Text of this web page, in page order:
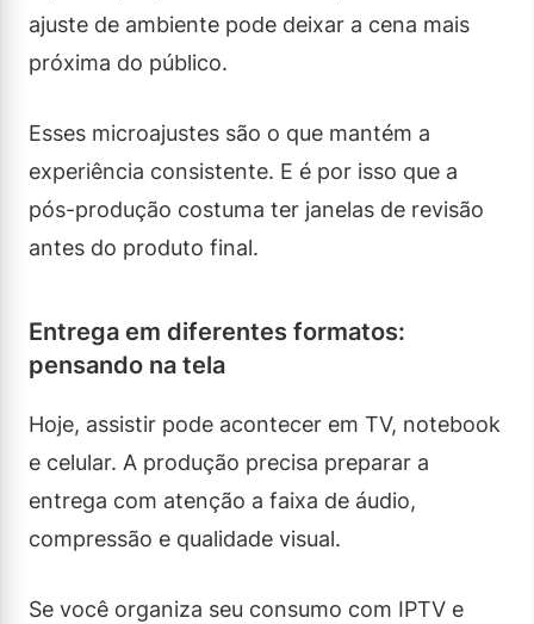
ajuste de ambiente pode deixar a cena mais
próxima do público.
Esses microajustes são o que mantém a
experiência consistente. E é por isso que a
pós-produção costuma ter janelas de revisão
antes do produto final.
Entrega em diferentes formatos:
pensando na tela
Hoje, assistir pode acontecer em TV, notebook
e celular. A produção precisa preparar a
entrega com atenção a faixa de áudio,
compressão e qualidade visual.
Se você organiza seu consumo com IPTV e